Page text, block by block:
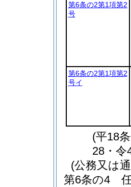
第6条の2第1項第2
号
第6条の2第1項第2
号イ
(平18
28・令
(公務又は
第6条の4